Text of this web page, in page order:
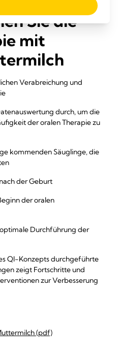
Sie die
mit
Verabreichung und
durch, um die
der oralen Therapie zu
kommenden Säuglinge, die
der Geburt
der oralen
Durchführung der
QI-Konzepts durchgeführte
zeigt Fortschritte und
zur Verbesserung
(pdf)